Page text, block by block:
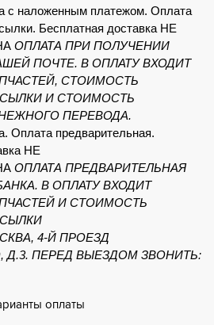
с наложенным платежом. Оплата
Бесплатная доставка НЕ
ОПЛАТА ПРИ ПОЛУЧЕНИИ
ПОЧТЕ. В ОПЛАТУ ВХОДИТ
СТОИМОСТЬ
И СТОИМОСТЬ
ПЕРЕВОДА.
Оплата предварительная.
НЕ
ОПЛАТА ПРЕДВАРИТЕЛЬНАЯ
В ОПЛАТУ ВХОДИТ
И СТОИМОСТЬ
4-Й ПРОЕЗД
Д.3. ПЕРЕД ВЫЕЗДОМ ЗВОНИТЬ:
оплаты